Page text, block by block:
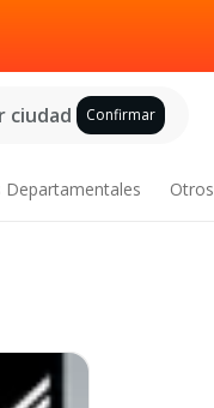
ciudad Confirmar
Departamentales Otros